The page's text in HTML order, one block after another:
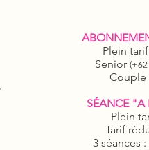
Plein
Senior (+62
Couple
SÉANCE "A
Plein
Tarif
3 séances